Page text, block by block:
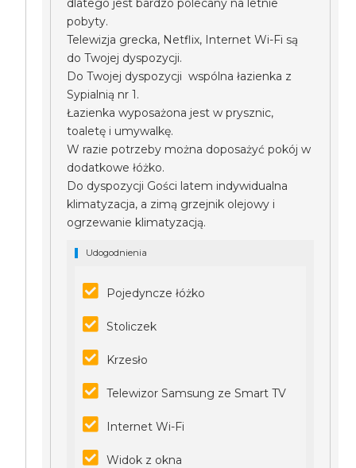
dlatego jest bardzo polecany na letnie
pobyty.
Telewizja grecka, Netflix, Internet Wi-Fi są
do Twojej dyspozycji.
Do Twojej dyspozycji wspólna łazienka z
Sypialnią nr 1.
Łazienka wyposażona jest w prysznic,
toaletę i umywalkę.
W razie potrzeby można doposażyć pokój w
dodatkowe łóżko.
Do dyspozycji Gości latem indywidualna
klimatyzacja, a zimą grzejnik olejowy i
ogrzewanie klimatyzacją.
Udogodnienia
Pojedyncze łóżko
Stoliczek
Krzesło
Telewizor Samsung ze Smart TV
Internet Wi-Fi
Widok z okna